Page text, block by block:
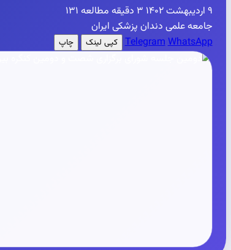
۹ اردیبهشت ۱۴۰۲ ۳ دقیقه مطالعه
۱۳۱
جامعه علمی دندان پزشکی ایران
TelegramWhatsApp کپی لینک چاپ